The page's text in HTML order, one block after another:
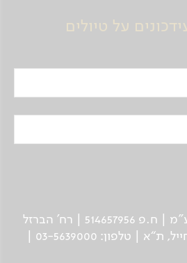
על טיולים
החברה הגיאוגרפית בע"מ | ח.פ 514657956 | רח’ הברזל
21 א', קומה 2, רמת החייל, ת“א | טלפון: 03-5639000 |